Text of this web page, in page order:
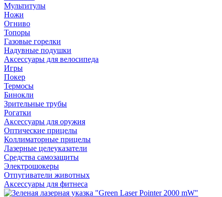
Мультитулы
Ножи
Огниво
Топоры
Газовые горелки
Надувные подушки
Аксессуары для велосипеда
Игры
Покер
Термосы
Бинокли
Зрительные трубы
Рогатки
Аксессуары для оружия
Оптические прицелы
Коллиматорные прицелы
Лазерные целеуказатели
Средства самозащиты
Электрошокеры
Отпугиватели животных
Аксессуары для фитнеса